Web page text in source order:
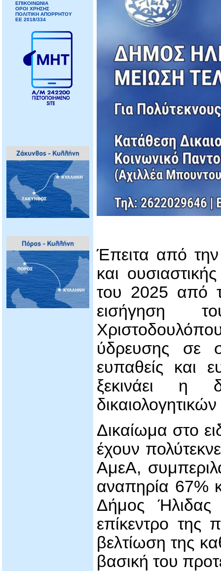
ΕΠΙΚΟΙΝΩΝΙΑ
ΟΡΟΙ ΧΡΗΣΗΣ
ΠΟΛΙΤΙΚΗ ΑΠΟΡΡΗΤΟΥ
ΕΕ 2018/334
Έπειτα από
και
του 2025 από
εισήγηση
ύδρευσης σε
ευπαθείς και
ξεκινάει η
Δικαίωμα στο
έχουν
ΑμεΑ,
αναπηρία 67%
Δήμος Ήλιδας
επίκεντρο της
βελτίωση της
βασική του